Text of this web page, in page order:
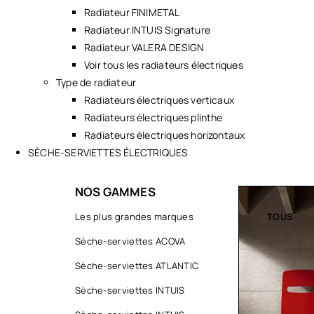
Radiateur FINIMETAL
Radiateur INTUIS Signature
Radiateur VALERA DESIGN
Voir tous les radiateurs électriques
Type de radiateur
Radiateurs électriques verticaux
Radiateurs électriques plinthe
Radiateurs électriques horizontaux
SÈCHE-SERVIETTES ÉLECTRIQUES
NOS GAMMES
Les plus grandes marques
Sèche-serviettes ACOVA
Sèche-serviettes ATLANTIC
Sèche-serviettes INTUIS
TOUS